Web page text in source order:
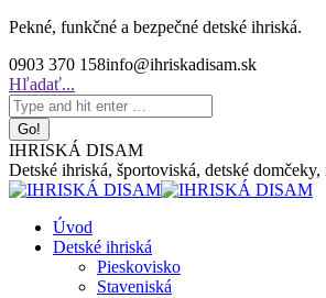
Skip
content
Pekné, funkčné a bezpečné detské ihriská.
0903 370 158info@ihriskadisam.sk
Search:
Hľadať...
IHRISKÁ DISAM
Detské ihriská, športoviská, detské
Úvod
Detské ihriská
Pieskovisko
Staveniská